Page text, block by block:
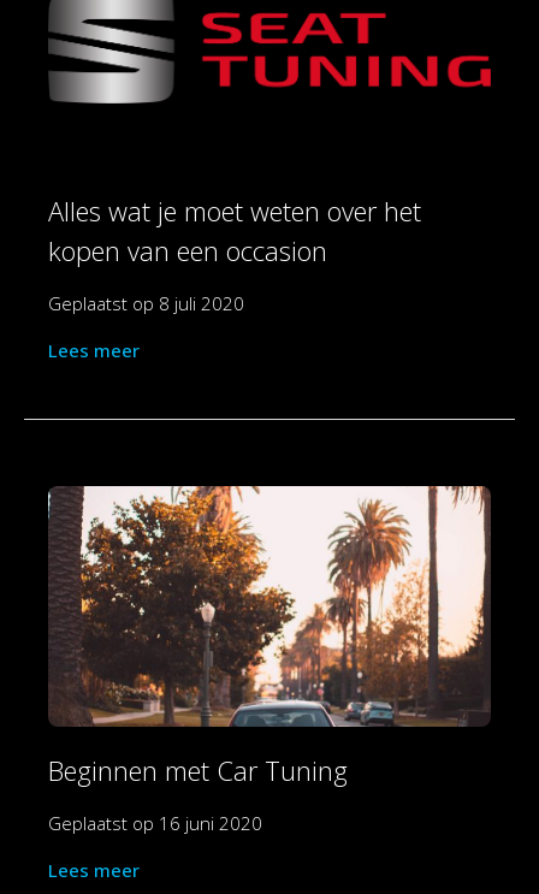
Alles wat je moet weten over het
kopen van een occasion
Geplaatst op 8 juli 2020
Lees meer
Beginnen met Car Tuning
Geplaatst op 16 juni 2020
Lees meer